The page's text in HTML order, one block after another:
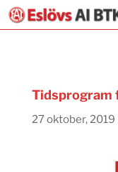
Tidsprogram
27 oktober, 2019